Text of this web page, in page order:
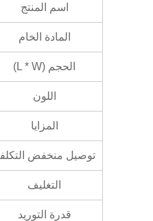
اسم المنتج
المادة الخام
الحجم (L * W)
اللون
المزايا
توصيل منخفض
التغليف
قدرة التوريد